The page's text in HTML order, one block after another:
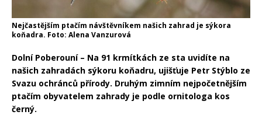
Nejčastějším ptačím návštěvníkem našich zahrad je sýkora
koňadra. Foto: Alena Vanzurová
Dolní Poberouní – Na 91 krmítkách ze sta uvidíte na
našich zahradách sýkoru koňadru, ujišťuje Petr Stýblo ze
Svazu ochránců přírody. Druhým zimním nejpočetnějším
ptačím obyvatelem zahrady je podle ornitologa kos
černý.